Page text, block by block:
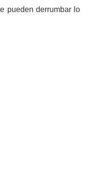
pueden derrumbar lo